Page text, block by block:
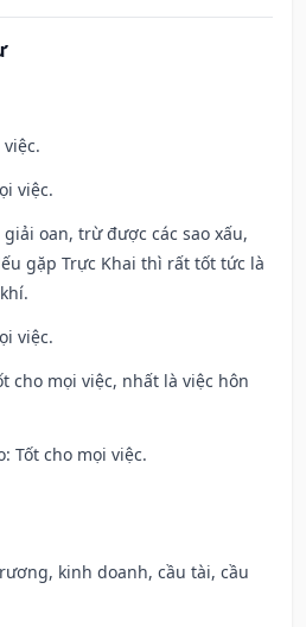
việc.
oan, trừ được các sao xấu,
gặp Trực Khai thì rất tốt tức là
việc.
cho mọi việc, nhất là việc hôn
Tốt cho mọi việc.
kinh doanh, cầu tài, cầu